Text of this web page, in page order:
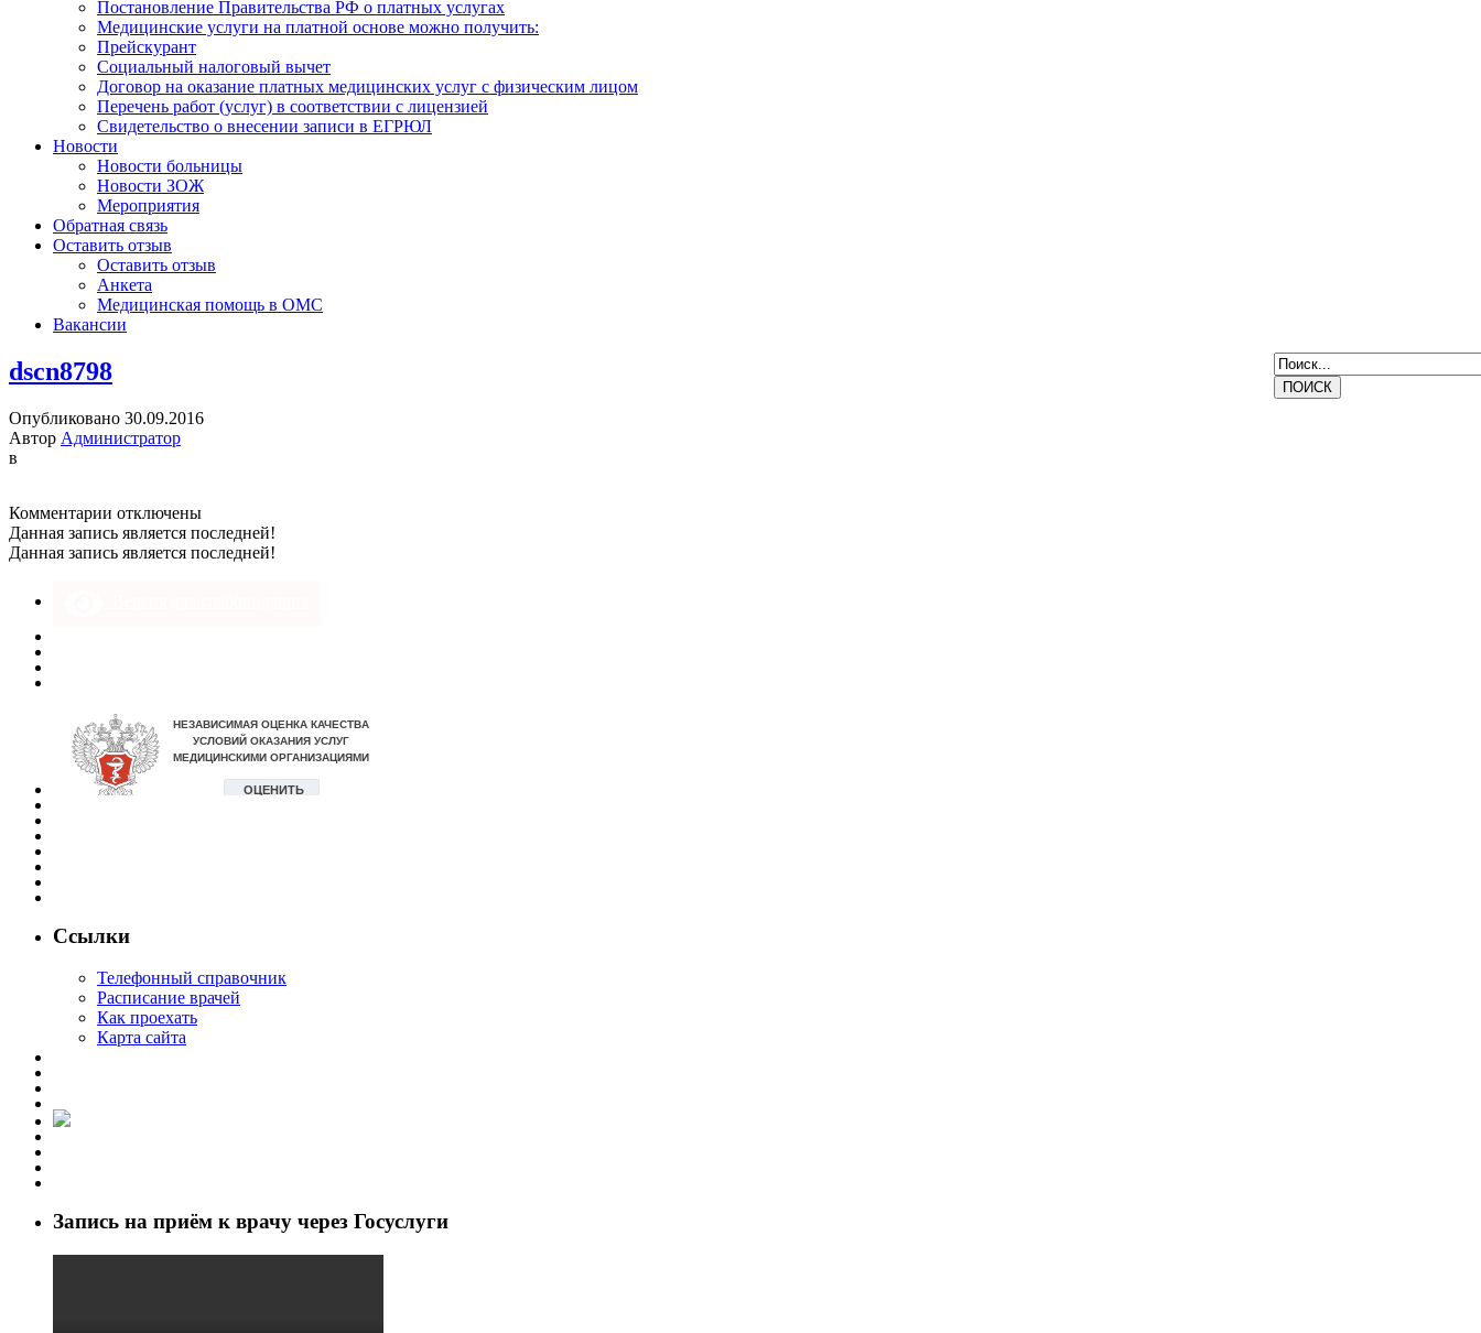
Постановление Правительства РФ о платных услугах
Медицинские услуги на платной основе можно получить:
Прейскурант
Социальный налоговый вычет
Договор на оказание платных медицинских услуг с физическим лицом
Перечень работ (услуг) в соответствии с лицензией
Свидетельство о внесении записи в ЕГРЮЛ
Новости
Новости больницы
Новости ЗОЖ
Мероприятия
Обратная связь
Оставить отзыв
Оставить отзыв
Анкета
Медицинская помощь в ОМС
Вакансии
dscn8798
Опубликовано 30.09.2016
Автор Администратор
в
Комментарии к
записи
dscn8798
отключены
Данная запись является последней!
Данная запись является последней!
Ссылки
Телефонный справочник
Расписание врачей
Как проехать
Карта сайта
Запись на приём к врачу через Госуслуги